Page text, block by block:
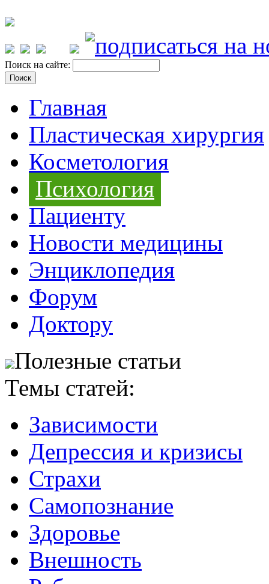
Поиск на сайте:
Главная
Пластическая хирургия
Косметология
Психология
Пациенту
Новости медицины
Энциклопедия
Форум
Доктору
Полезные статьи
Темы статей:
Зависимости
Депрессия и кризисы
Страхи
Самопознание
Здоровье
Внешность